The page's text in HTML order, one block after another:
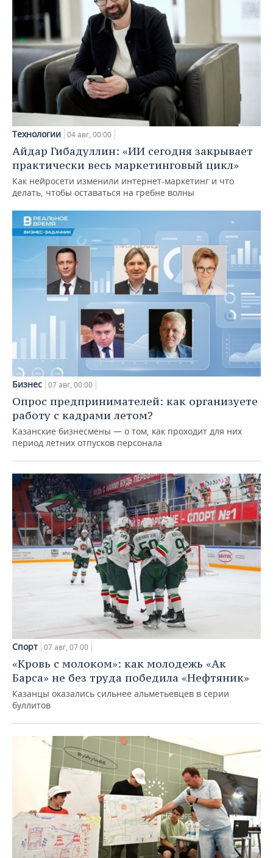
Технологии 04 авг, 00:00
Айдар Гибадуллин: «ИИ сегодня закрывает
практически весь маркетинговый цикл»
Как нейросети изменили интернет-маркетинг и что
делать, чтобы оставаться на гребне волны
Бизнес 07 авг, 00:00
Опрос предпринимателей: как организуете
работу с кадрами летом?
Казанские бизнесмены — о том, как проходит для них
период летних отпусков персонала
Спорт 07 авг, 07:00
«Кровь с молоком»: как молодежь «Ак
Барса» не без труда победила «Нефтяник»
Казанцы оказались сильнее альметьевцев в серии
буллитов